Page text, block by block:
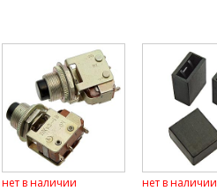
нет в наличии
нет в наличии